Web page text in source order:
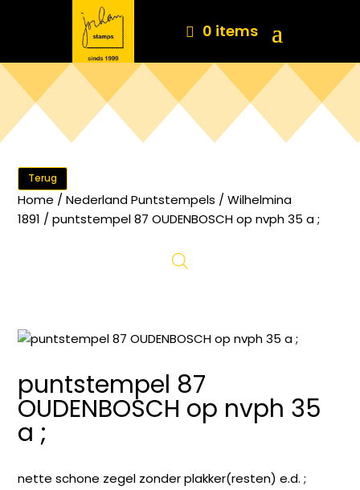
0 items
Terug
Home /Nederland Puntstempels /Wilhelmina
1891 / puntstempel 87 OUDENBOSCH op nvph 35 a ;
puntstempel 87
OUDENBOSCH op nvph 35
a ;
nette schone zegel zonder plakker(resten) e.d. ;